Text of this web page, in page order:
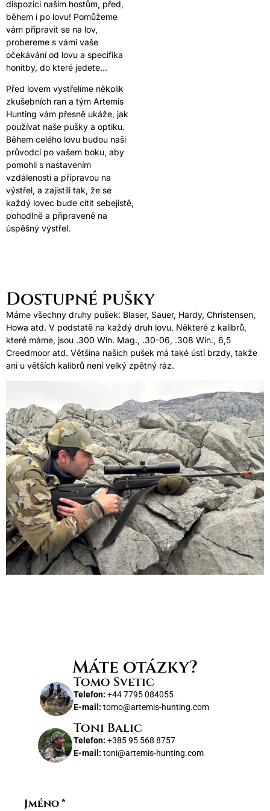
dispozici našim hostům, před,
během i po lovu! Pomůžeme
vám připravit se na lov,
probereme s vámi vaše
očekávání od lovu a specifika
honitby, do které jedete…
Před lovem vystřelíme několik
zkušebních ran a tým Artemis
Hunting vám přesně ukáže, jak
používat naše pušky a optiku.
Během celého lovu budou naši
průvodci po vašem boku, aby
pomohli s nastavením
vzdálenosti a přípravou na
výstřel, a zajistili tak, že se
každý lovec bude cítit sebejistě,
pohodlně a připraveně na
úspěšný výstřel.
Dostupné pušky
Máme všechny druhy pušek: Blaser, Sauer, Hardy, Christensen,
Howa atd. V podstatě na každý druh lovu. Některé z kalibrů,
které máme, jsou .300 Win. Mag., .30-06, .308 Win., 6,5
Creedmoor atd. Většina našich pušek má také ústí brzdy, takže
ani u větších kalibrů není velký zpětný ráz.
Máte otázky?
Tomo Svetic
Telefon: +44 7795 084055
E-mail: tomo@artemis-hunting.com
Toni Balic
Telefon: +385 95 568 8757
E-mail: toni@artemis-hunting.com
Jméno*